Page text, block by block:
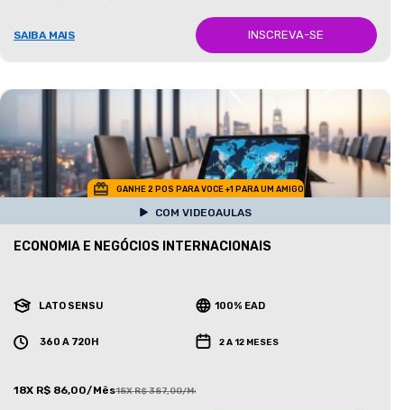
SAIBA MAIS INSCREVA-SE
GANHE 2 POS PARA VOCE +1 PARA UM AMIGO
COM VIDEOAULAS
ECONOMIA E NEGÓCIOS INTERNACIONAIS
LATO SENSU 100% EAD
360 A 720H 2 A 12 MESES
18X R$ 86,00/Mês18X R$ 387,00/Mês